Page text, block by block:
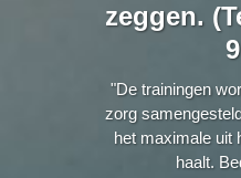
zeggen.
"De trainingen
zorg
het maximale uit
haalt.